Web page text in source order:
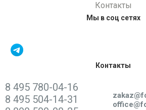
Контакты
Мы в соц сетях
Контакты
8 495 780-04-16
8 495 504-14-31